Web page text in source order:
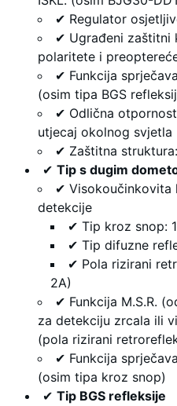
✔ Regulator
✔ Ugrađeni zaštitni
polaritete i
✔ Funkcija
(osim tipa BGS
✔ Odlična
utjecaj okolnog svjetla
✔ Zaštitna
✔ Tip s dugim
✔ Visokoučinkovita
detekcije
✔ Tip kroz snop:
✔ Tip difuzne
✔ Pola rizirani
2A)
✔ Funkcija M.S.R.
za detekciju zrcala ili
(pola rizirani
✔ Funkcija
(osim tipa kroz snop)
✔ Tip BGS refleksije